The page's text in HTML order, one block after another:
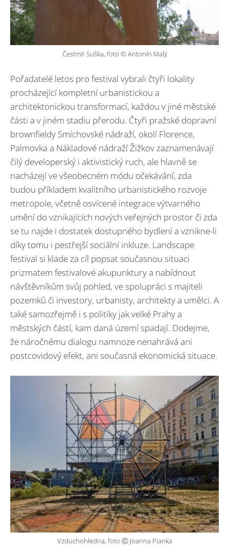
Čestmír Suška, foto © Antonín Malý
Pořadatelé letos pro festival vybrali čtyři lokality
procházející kompletní urbanistickou a
architektonickou transformací, každou v jiné městské
části a v jiném stadiu přerodu. Čtyři pražské dopravní
brownfieldy Smíchovské nádraží, okolí Florence,
Palmovka a Nákladové nádraží Žižkov zaznamenávají
čilý developerský i aktivistický ruch, ale hlavně se
nacházejí ve všeobecném módu očekávání, zda
budou příkladem kvalitního urbanistického rozvoje
metropole, včetně osvícené integrace výtvarného
umění do vznikajících nových veřejných prostor či zda
se tu najde i dostatek dostupného bydlení a vznikne-li
díky tomu i pestřejší sociální inkluze. Landscape
festival si klade za cíl popsat současnou situaci
prizmatem festivalové akupunktury a nabídnout
návštěvníkům svůj pohled, ve spolupráci s majiteli
pozemků či investory, urbanisty, architekty a umělci. A
také samozřejmě i s politiky jak velké Prahy a
městských částí, kam daná území spadají. Dodejme,
že náročnému dialogu namnoze nenahrává ani
postcovidový efekt, ani současná ekonomická situace.
Vzduchohledna, foto Ⓒ Joanna Pianka